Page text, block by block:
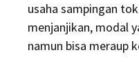
usaha sampingan
menjanjikan, modal
namun bisa meraup